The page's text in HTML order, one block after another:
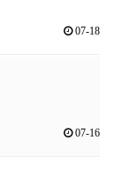
07-18
07-16